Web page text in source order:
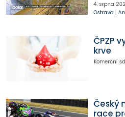
4. srpna
Ostrava |
ČPZP
krve
Komerční
Český
race